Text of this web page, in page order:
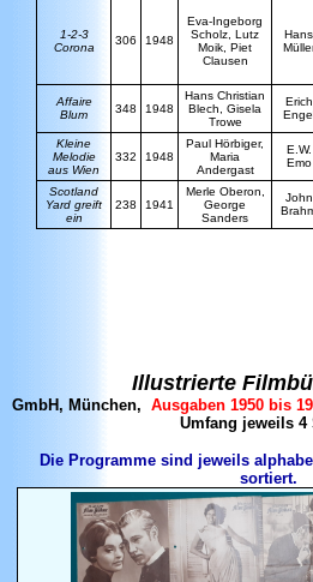
1-2-3
Corona
306 1948
Eva-Ingeborg
Scholz, Lutz
Moik, Piet
Clausen
Hans
Affaire
Blum
348 1948
Hans Christian
Blech, Gisela
Trowe
Erich
Kleine
Melodie
aus Wien
332 1948
Paul Hörbiger,
Maria
Andergast
E.W.
Emo
Scotland
Yard greift
ein
238 1941
Merle Oberon,
George
Sanders
John
Illustrierte
GmbH, München, Ausgaben 1950 bis
Umfang jeweils 4
Die Programme sind jeweils
sortiert.